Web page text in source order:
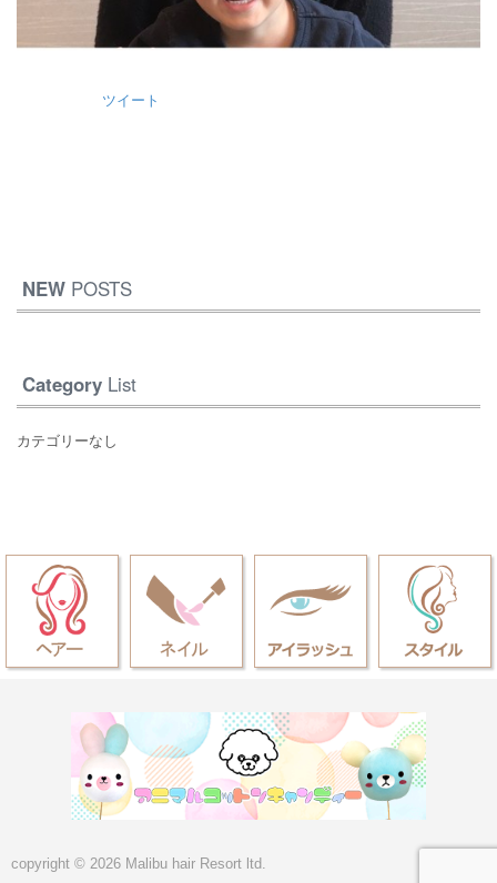
ツイート
NEW POSTS
Category List
カテゴリーなし
copyright © 2026 Malibu hair Resort ltd.